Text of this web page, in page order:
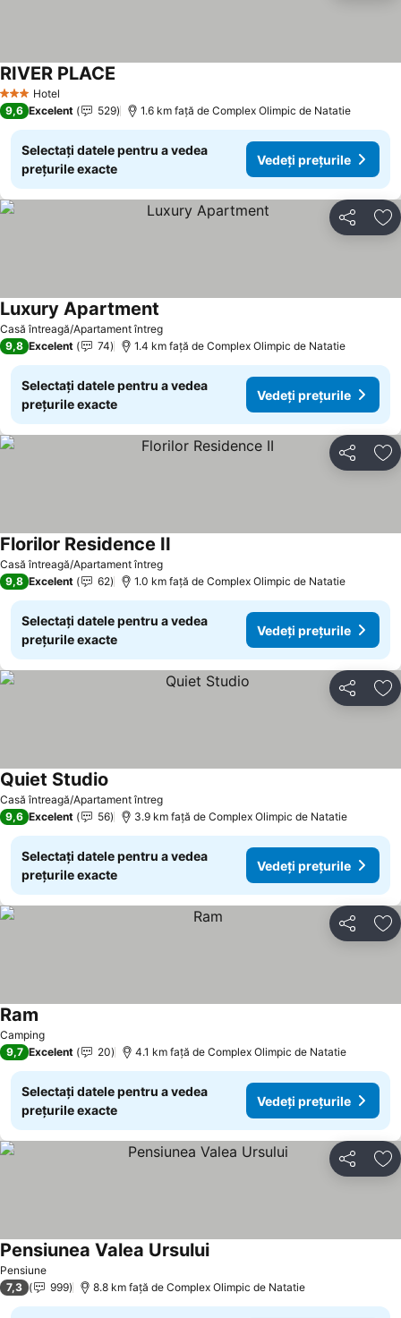
3 SteleHotel
RIVER PLACE
9,6 Excelent 529 1.6 km faţă de Complex Olimpic de Natatie
Selectați datele pentru a vedea
prețurile exacte
Vedeți prețurile
Distribuiți
Casă întreagă/Apartament întreg
Luxury Apartment
9,8 Excelent 74 1.4 km faţă de Complex Olimpic de Natatie
Selectați datele pentru a vedea
prețurile exacte
Vedeți prețurile
Distribuiți
Casă întreagă/Apartament întreg
Florilor Residence II
9,8 Excelent 62 1.0 km faţă de Complex Olimpic de Natatie
Selectați datele pentru a vedea
prețurile exacte
Vedeți prețurile
Distribuiți
Casă întreagă/Apartament întreg
Quiet Studio
9,6 Excelent 56 3.9 km faţă de Complex Olimpic de Natatie
Selectați datele pentru a vedea
prețurile exacte
Vedeți prețurile
Distribuiți
Camping
Ram
9,7 Excelent 20 4.1 km faţă de Complex Olimpic de Natatie
Selectați datele pentru a vedea
prețurile exacte
Vedeți prețurile
Distribuiți
Pensiune
Pensiunea Valea Ursului
7,3 999 8.8 km faţă de Complex Olimpic de Natatie